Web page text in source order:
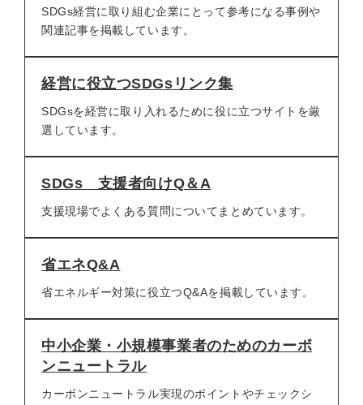
SDGs経営に取り組む企業にとって参考になる事例や
関連記事を掲載しています。
経営に役立つSDGsリンク集
SDGsを経営に取り入れるために役に立つサイトを厳
選しています。
SDGs 支援者向けQ＆A
支援現場でよくある質問についてまとめています。
省エネQ&A
省エネルギー対策に役立つQ&Aを掲載しています。
中小企業・小規模事業者のためのカーボ
ンニュートラル
カーボンニュートラル実現のポイントやチェックシ